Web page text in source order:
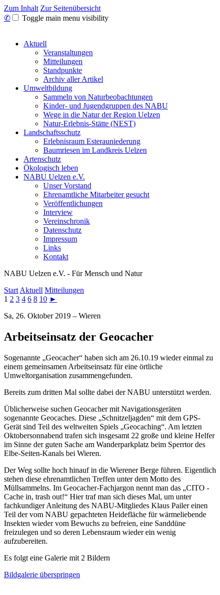
Zum Inhalt Zur Seitenübersicht
✆
Toggle main menu visibility
Aktuell
Veranstaltungen
Mitteilungen
Standpunkte
Archiv aller Artikel
Umweltbildung
Sammeln von Naturbeobachtungen
Kinder- und Jugendgruppen des NABU
Wege in die Natur der Region Uelzen
Natur-Erlebnis-Stätte (NEST)
Landschaftsschutz
Erlebnisraum Esterauniederung
Baumriesen im Landkreis Uelzen
Artenschutz
Ökologisch leben
NABU Uelzen e.V.
Unser Vorstand
Ehrenamtliche Mitarbeiter gesucht
Veröffentlichungen
Interview
Vereinschronik
Datenschutz
Impressum
Links
Kontakt
NABU Uelzen e.V. - Für Mensch und Natur
Start Aktuell Mitteilungen
1 2 3 4 6 8 10 ►
Sa, 26. Oktober 2019 – Wieren
Arbeitseinsatz der Geocacher
Sogenannte „Geocacher“ haben sich am 26.10.19 wieder einmal zu
einem gemeinsamen Arbeitseinsatz für eine örtliche
Umweltorganisation zusammengefunden.
Bereits zum dritten Mal sollte dabei der NABU unterstützt werden.
Üblicherweise suchen Geocacher mit Navigationsgeräten
sogenannte Geocaches. Diese „Schnitzeljagden“ mit dem GPS-
Gerät sind Teil des weltweiten Spiels „Geocaching“. Am letzten
Oktobersonnabend trafen sich insgesamt 22 große und kleine Helfer
im Sinne der guten Sache am Wanderparkplatz beim Sperrtor des
Elbe-Seiten-Kanals bei Wieren.
Der Weg sollte hoch hinauf in die Wierener Berge führen. Eigentlich
stehen diese ehrenamtlichen Treffen unter dem Motto des
Müllsammelns. Im Geocacher-Fachjargon nennt man das „CITO -
Cache in, trash out!“ Hier traf man sich dieses Mal, um unter
fachkundiger Anleitung des NABU-Mitgliedes Klaus Pailer einen
Teil der vom NABU gepachteten Heidefläche für wärmeliebende
Insekten wieder vom Bewuchs zu befreien, eine Sanddüne
freizulegen und so deren Lebensraum wieder ein wenig
aufzubereiten.
Es folgt eine Galerie mit 2 Bildern
Bildgalerie überspringen